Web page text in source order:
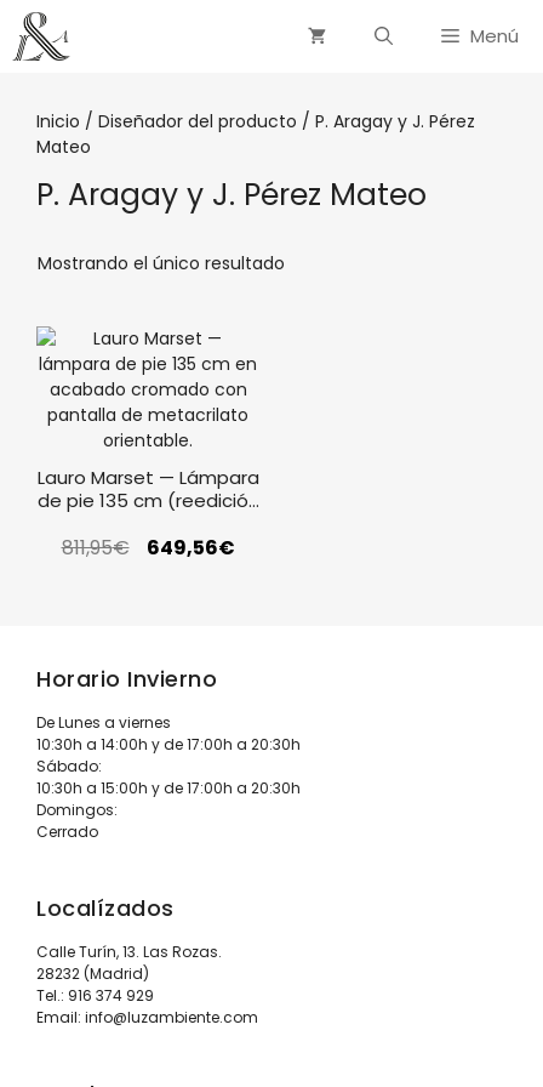
Menú
Inicio / Diseñador del producto / P. Aragay y J. Pérez
Mateo
P. Aragay y J. Pérez Mateo
Mostrando el único resultado
Lauro Marset — Lámpara
de pie 135 cm (reedición
811,95€ 649,56€
Horario Invierno
De Lunes a viernes
10:30h a 14:00h y de 17:00h a 20:30h
Sábado:
10:30h a 15:00h y de 17:00h a 20:30h
Domingos:
Cerrado
Localízados
Calle Turín, 13. Las Rozas.
28232 (Madrid)
Tel.: 916 374 929
Email: info@luzambiente.com